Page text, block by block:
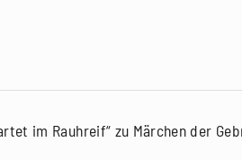
im Rauhreif“ zu Märchen der